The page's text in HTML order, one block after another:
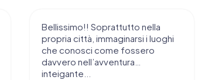
Bellissimo!! Soprattutto nella
propria città, immaginarsi i luoghi
che conosci come fossero
davvero nell’avventura…
inteigante...